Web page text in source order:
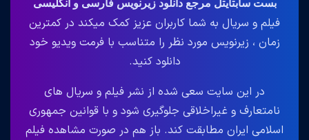
بست سابتایتل مرجع دانلود زیرنویس فارسی و انگلیسی
فیلم و سریال به شما کاربران عزیز کمک میکند در کمترین
زمان ، زیرنویس مورد نظر را متناسب با فرمت ویدیو خود
دانلود کنید.
در این سایت سعی شده از نشر فیلم و سریال های
نامتعارف و غیراخلاقی جلوگیری شود و با قوانین جمهوری
اسلامی ایران مطابقت کند. باز هم در صورت مشاهده فیلم